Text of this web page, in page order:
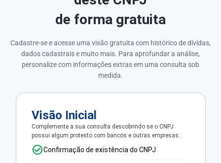
de forma gratuita
Cadastre-se e acesse uma visão gratuita com histórico de dívidas,
dados cadastrais e muito mais. Para aprofundar a análise,
personalize com informações extras em uma consulta sob
medida.
Visão Inicial
Complemente a sua consulta descobrindo se o CNPJ
possui algum protesto com bancos e outras empresas.
Confirmação de existência do CNPJ